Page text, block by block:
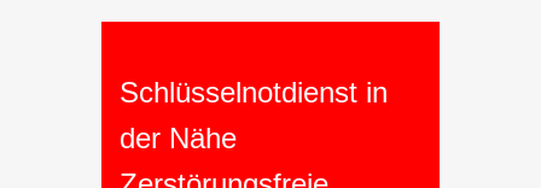
Schlüsselnotdienst in
der Nähe